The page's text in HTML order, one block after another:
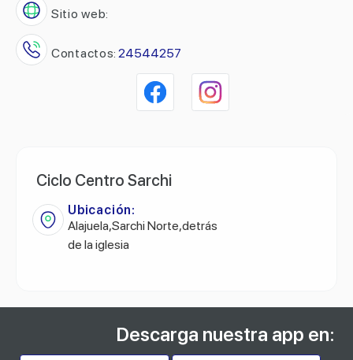
Sitio web:
Contactos: 24544257
Ciclo Centro Sarchi
Ubicación:
Alajuela,Sarchi Norte,detrás
de la iglesia
Descarga nuestra app en: